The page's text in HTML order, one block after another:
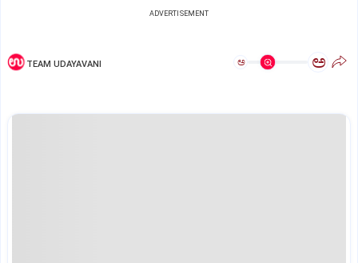
ADVERTISEMENT
TEAM UDAYAVANI ಅ ಅ